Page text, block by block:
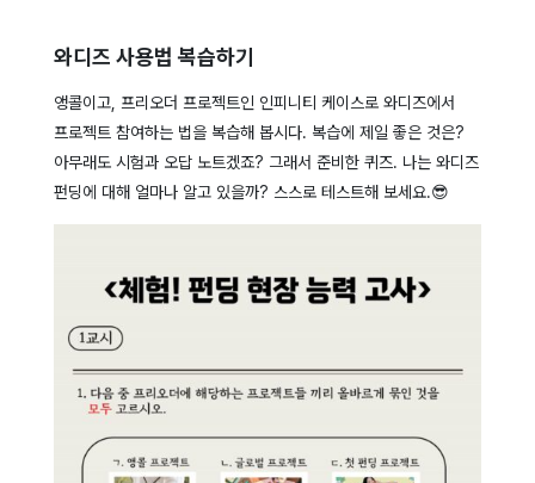
와디즈 사용법 복습하기
앵콜이고, 프리오더 프로젝트인 인피니티 케이스로 와디즈에서
프로젝트 참여하는 법을 복습해 봅시다. 복습에 제일 좋은 것은?
아무래도 시험과 오답 노트겠죠? 그래서 준비한 퀴즈. 나는 와디즈
펀딩에 대해 얼마나 알고 있을까? 스스로 테스트해 보세요.😎